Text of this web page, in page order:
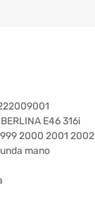
E46 316i
2000 2001 2002
mano